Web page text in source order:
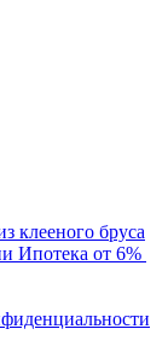
клееного бруса
Ипотека от 6%